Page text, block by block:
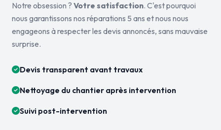
Notre obsession ? Votre satisfaction. C'est pourquoi
nous garantissons nos réparations 5 ans et nous nous
engageons à respecter les devis annoncés, sans mauvaise
surprise.
Devis transparent avant travaux
Nettoyage du chantier après intervention
Suivi post-intervention